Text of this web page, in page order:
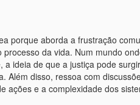
porque aborda a frustração
da vida. Num mundo
ideia de que a justiça pode
Além disso, ressoa com
ações e a complexidade dos